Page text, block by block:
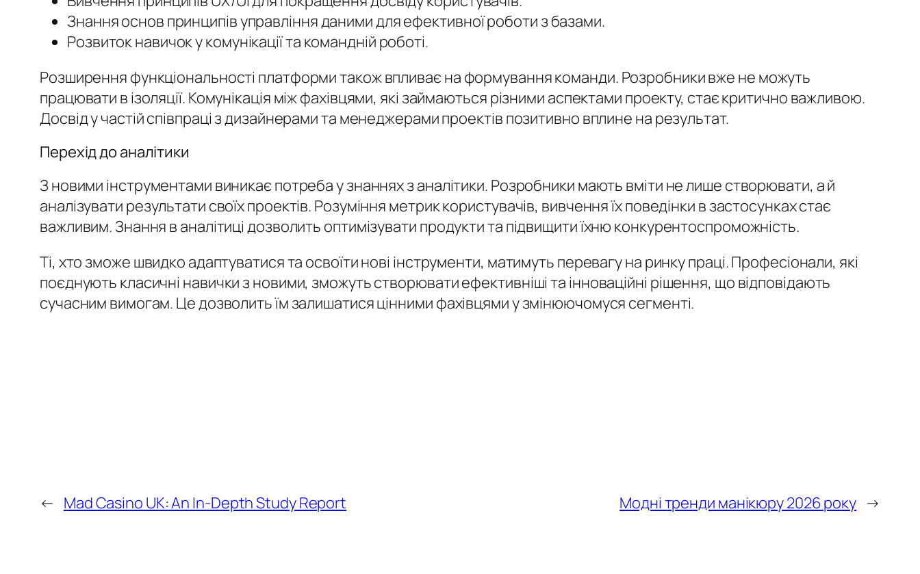
Знання основ принципів управління даними для ефективної роботи з базами.
Розвиток навичок у комунікації та командній роботі.
Розширення функціональності платформи також впливає на формування команди. Розробники вже не можуть
працювати в ізоляції. Комунікація між фахівцями, які займаються різними аспектами проекту, стає критично важливою.
Досвід у частій співпраці з дизайнерами та менеджерами проектів позитивно вплине на результат.
Перехід до аналітики
З новими інструментами виникає потреба у знаннях з аналітики. Розробники мають вміти не лише створювати, а й
аналізувати результати своїх проектів. Розуміння метрик користувачів, вивчення їх поведінки в застосунках стає
важливим. Знання в аналітиці дозволить оптимізувати продукти та підвищити їхню конкурентоспроможність.
Ті, хто зможе швидко адаптуватися та освоїти нові інструменти, матимуть перевагу на ринку праці. Професіонали, які
поєднують класичні навички з новими, зможуть створювати ефективніші та інноваційні рішення, що відповідають
сучасним вимогам. Це дозволить їм залишатися цінними фахівцями у змінюючомуся сегменті.
← Mad Casino UK: An In-Depth Study Report Модні тренди манікюру 2026 року →